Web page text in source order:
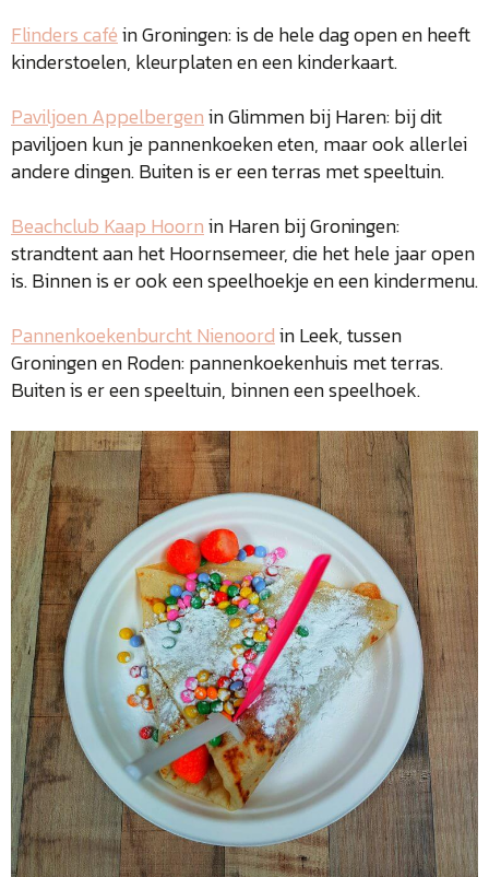
Flinders caféin Groningen: is de hele dag open en heeft
kinderstoelen, kleurplaten en een kinderkaart.
Paviljoen Appelbergenin Glimmen bij Haren: bij dit
paviljoen kun je pannenkoeken eten, maar ook allerlei
andere dingen. Buiten is er een terras met speeltuin.
Beachclub Kaap Hoornin Haren bij Groningen:
strandtent aan het Hoornsemeer, die het hele jaar open
is. Binnen is er ook een speelhoekje en een kindermenu.
Pannenkoekenburcht Nienoordin Leek, tussen
Groningen en Roden: pannenkoekenhuis met terras.
Buiten is er een speeltuin, binnen een speelhoek.